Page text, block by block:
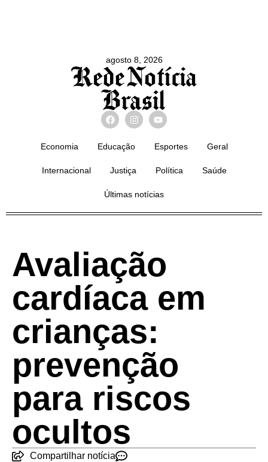
agosto 8, 2026
Economia Educação Esportes Geral
Internacional Justiça Política Saúde
Últimas notícias
Avaliação
cardíaca em
crianças:
prevenção
para riscos
ocultos
Compartilhar notícia